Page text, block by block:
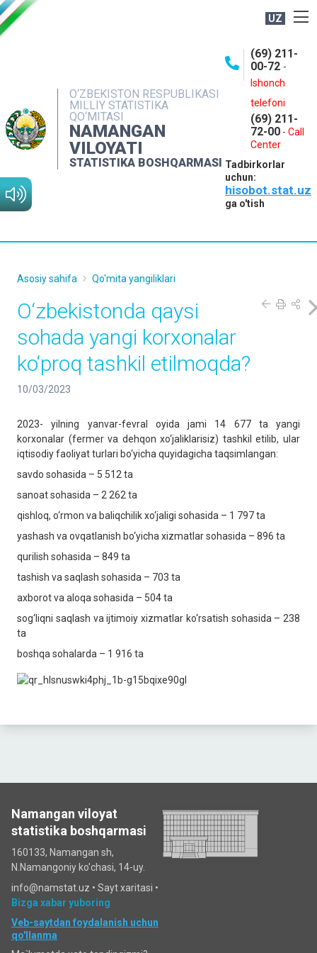
UZ
O‘ZBEKISTON RESPUBLIKASI
MILLIY STATISTIKA
QO‘MITASI
NAMANGAN
VILOYATI
STATISTIKA BOSHQARMASI
(69) 211-
00-72 -
Ishonch
telefoni
(69) 211-
72-00 - Call
Center
Tadbirkorlar
uchun:
hisobot.stat.uz
ga o'tish
NASHRLAR
INTERAKTIV XIZMATLAR
MATBUOT XIZMATI
MUROJAATLAR
Asosiy sahifa Qo'mita yangiliklari
O‘zbekistonda qaysi
sohada yangi korxonalar
ko‘proq tashkil etilmoqda?
10/03/2023
2023- yilning yanvar-fevral oyida jami 14 677 ta yangi
korxonalar (fermer va dehqon xo‘jaliklarisiz) tashkil etilib, ular
iqtisodiy faoliyat turlari bo‘yicha quyidagicha taqsimlangan:
savdo sohasida – 5 512 ta
sanoat sohasida – 2 262 ta
qishloq, o‘rmon va baliqchilik xo‘jaligi sohasida – 1 797 ta
yashash va ovqatlanish bo‘yicha xizmatlar sohasida – 896 ta
qurilish sohasida – 849 ta
tashish va saqlash sohasida – 703 ta
axborot va aloqa sohasida – 504 ta
sog‘liqni saqlash va ijtimoiy xizmatlar ko‘rsatish sohasida – 238
ta
boshqa sohalarda – 1 916 ta
Namangan viloyat
statistika boshqarmasi
160133, Namangan sh,
N.Namangoniy ko'chasi, 14-uy.
info@namstat.uz • Sayt xaritasi •
Bizga xabar yuboring
Veb-saytdan foydalanish uchun
qo'llanma